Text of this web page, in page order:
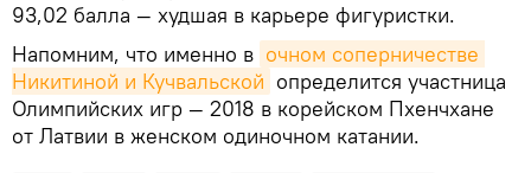
93,02 балла — худшая в карьере фигуристки.
Напомним, что именно в очном соперничестве
Никитиной и Кучвальской определится участница
Олимпийских игр — 2018 в корейском Пхенчхане
от Латвии в женском одиночном катании.